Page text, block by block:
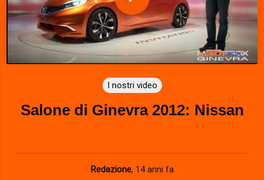
P
l
a
y
V
d
I nostri video
Salone di Ginevra 2012: Nissan
Redazione, 14 anni fa